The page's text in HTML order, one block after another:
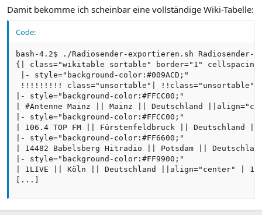
Damit bekomme ich scheinbar eine vollständige Wiki-Tabelle:
Code:
bash-4.2$ ./Radiosender-exportieren.sh Radiosender-
{| class="wikitable sortable" border="1"
|- style="background-color:#009ACD;"
!!!!!!!!! class="unsortable"| !!class="unsortable"|
|- style="background-color:#FFCC00;"
| #Antenne Mainz || Mainz || Deutschland
|- style="background-color:#FFCC00;"
| 106.4 TOP FM || Fürstenfeldbruck || Deutschland
|- style="background-color:#FF6600;"
| 14482 Babelsberg Hitradio || Potsdam ||
|- style="background-color:#FF9900;"
| 1LIVE || Köln || Deutschland ||align="center" |
[...]